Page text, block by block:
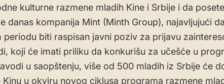
kulturne razmene mladih Kine i Srbije i da
danas kompanija Mint (Minth Group), najavljujući
periodu biti raspisan javni poziv za prijavu
koji će imati priliku da konkurišu za učešće u
u saopštenju, više od 500 mladih iz Srbije će
Kinu u okviru novog ciklusa programa razmene